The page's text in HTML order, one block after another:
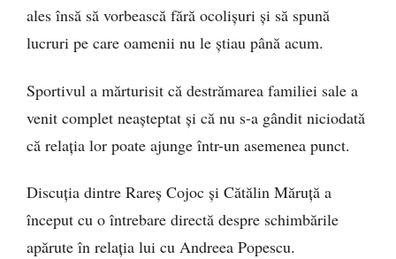
ales însă să vorbească fără ocolișuri și să spună
lucruri pe care oamenii nu le știau până acum.
Sportivul a mărturisit că destrămarea familiei sale a
venit complet neașteptat și că nu s-a gândit niciodată
că relația lor poate ajunge într-un asemenea punct.
Discuția dintre Rareș Cojoc și Cătălin Măruță a
început cu o întrebare directă despre schimbările
apărute în relația lui cu Andreea Popescu.